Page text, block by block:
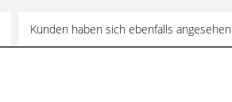
Kunden haben sich ebenfalls angesehen